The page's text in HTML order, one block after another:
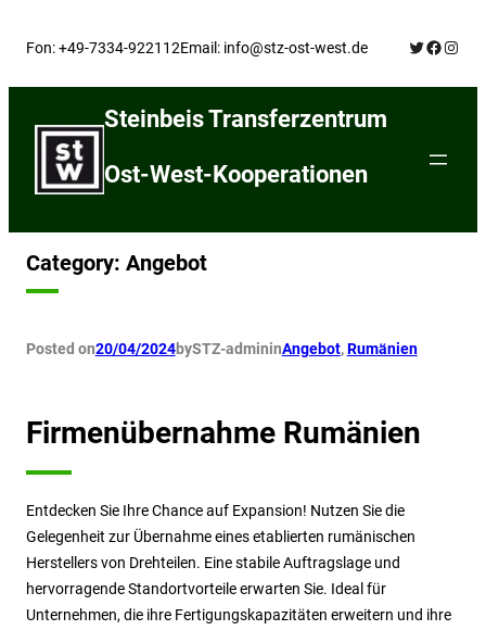
Fon: +49-7334-922112Email: info@stz-ost-west.de Twitter
Steinbeis Transferzentrum
Ost-West-Kooperationen
Category: Angebot
Posted on20/04/2024bySTZ-admininAngebot, Rumänien
Firmenübernahme Rumänien
Entdecken Sie Ihre Chance auf Expansion! Nutzen Sie die
Gelegenheit zur Übernahme eines etablierten rumänischen
Herstellers von Drehteilen. Eine stabile Auftragslage und
hervorragende Standortvorteile erwarten Sie. Ideal für
Unternehmen, die ihre Fertigungskapazitäten erweitern und ihre